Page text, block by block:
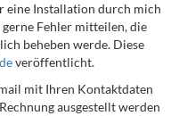
eine Installation durch mich
Fehler mitteilen, die
beheben werde. Diese
veröffentlicht.
mit Ihren Kontaktdaten
ausgestellt werden